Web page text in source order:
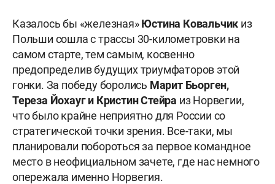
Казалось бы «железная»Юстина Ковальчик из
Польши сошла с трассы 30-километровки на
самом старте, тем самым, косвенно
предопределив будущих триумфаторов этой
гонки. За победу боролись Марит Бьорген,
Тереза Йохауг и Кристин Стейра из Норвегии,
что было крайне неприятно для России со
стратегической точки зрения. Все-таки, мы
планировали побороться за первое командное
место в неофициальном зачете, где нас немного
опережала именно Норвегия.